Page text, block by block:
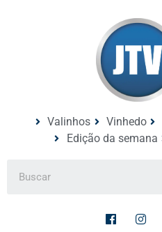
Valinhos Vinhedo
Edição da semana